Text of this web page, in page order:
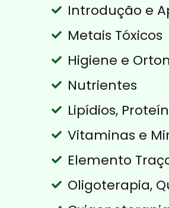
Introdução e
Metais Tóxicos
Higiene e
Nutrientes
Lipídios,
Vitaminas e
Elemento
Oligoterapia,